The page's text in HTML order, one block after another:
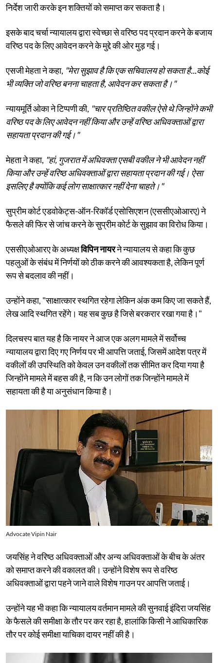
निर्देश जारी करके इन शक्तियों को समाप्त कर सकता है।
इसके बाद चर्चा न्यायालय द्वारा स्वेच्छा से वरिष्ठ पद प्रदान करने के बजाय
वरिष्ठ पद के लिए आवेदन करने के मुद्दे की ओर मुड़ गई।
एसजी मेहता ने कहा, "मेरा सुझाव है कि एक सचिवालय हो सकता है...कोई
भी व्यक्ति जो वरिष्ठ बनना चाहता है, आवेदन कर सकता है।"
न्यायमूर्ति ओका ने टिप्पणी की, "चार प्रतिष्ठित वकील ऐसे थे जिन्होंने कभी
वरिष्ठ पद के लिए आवेदन नहीं किया और उन्हें वरिष्ठ अधिवक्ताओं द्वारा
सहायता प्रदान की गई।"
मेहता ने कहा, "हां, गुजरात में अधिवक्ता एसबी वकील ने भी आवेदन नहीं
किया और उन्हें वरिष्ठ अधिवक्ताओं द्वारा सहायता प्रदान की गई। ऐसा
इसलिए है क्योंकि कई लोग साक्षात्कार नहीं देना चाहते।"
सुप्रीम कोर्ट एडवोकेट्स-ऑन-रिकॉर्ड एसोसिएशन (एससीएओआरए) ने
फैसले की फिर से जांच करने के सुप्रीम कोर्ट के सुझाव का विरोध किया।
एससीएओआरए के अध्यक्षविपिन नायरने न्यायालय से कहा कि कुछ
पहलुओं के संबंध में निर्णयों को ठीक करने की आवश्यकता है, लेकिन पूर्ण
रूप से बदलाव की नहीं।
उन्होंने कहा, "साक्षात्कार स्थगित रहेगा लेकिन अंक कम किए जा सकते हैं,
लेख आदि स्थगित रहेंगे। यह सब कुछ है जिसे बरकरार रखा गया है।"
दिलचस्प बात यह है कि नायर ने आज एक अलग मामले में सर्वोच्च
न्यायालय द्वारा दिए गए निर्णय पर भी आपत्ति जताई, जिसमें आदेश पत्र में
वकीलों की उपस्थिति को केवल उन वकीलों तक सीमित कर दिया गया है
जिन्होंने मामले में बहस की है, न कि उन लोगों तक जिन्होंने मामले में
सहायता की है या अनुसंधान किया है।
Advocate Vipin Nair
जयसिंह ने वरिष्ठ अधिवक्ताओं और अन्य अधिवक्ताओं के बीच के अंतर
को समाप्त करने की वकालत की। उन्होंने विशेष रूप से वरिष्ठ
अधिवक्ताओं द्वारा पहने जाने वाले विशेष गाउन पर आपत्ति जताई।
उन्होंने यह भी कहा कि न्यायालय वर्तमान मामले की सुनवाई इंदिरा जयसिंह
के फैसले की समीक्षा के तौर पर कर रहा है, हालांकि किसी ने आधिकारिक
तौर पर कोई समीक्षा याचिका दायर नहीं की है।